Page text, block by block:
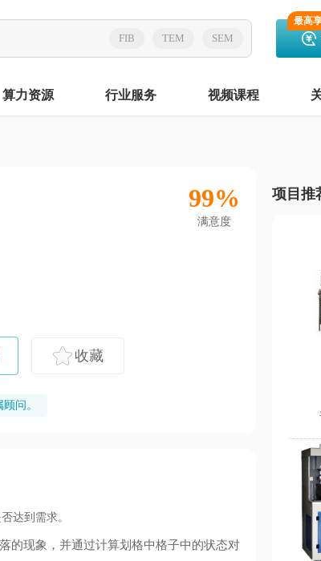
FIB TEM SEM
最高
算力资源 行业服务 视频课程
99%
满意度
收藏
问。
达到需求。
的现象，并通过计算划格中格子中的状态对
项目推